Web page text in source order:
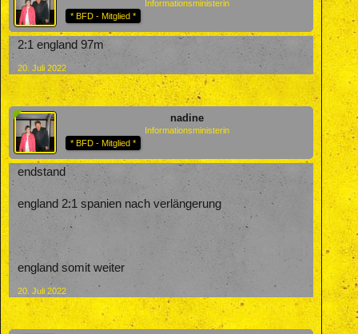
Informationsministerin
* BFD - Mitglied *
2:1 england 97m
20. Juli 2022
nadine
Informationsministerin
* BFD - Mitglied *
endstand
england 2:1 spanien nach verlängerung
england somit weiter
20. Juli 2022